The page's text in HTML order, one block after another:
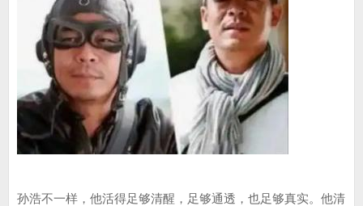
孙浩不一样，他活得足够清醒，足够通透，也足够真实。他清